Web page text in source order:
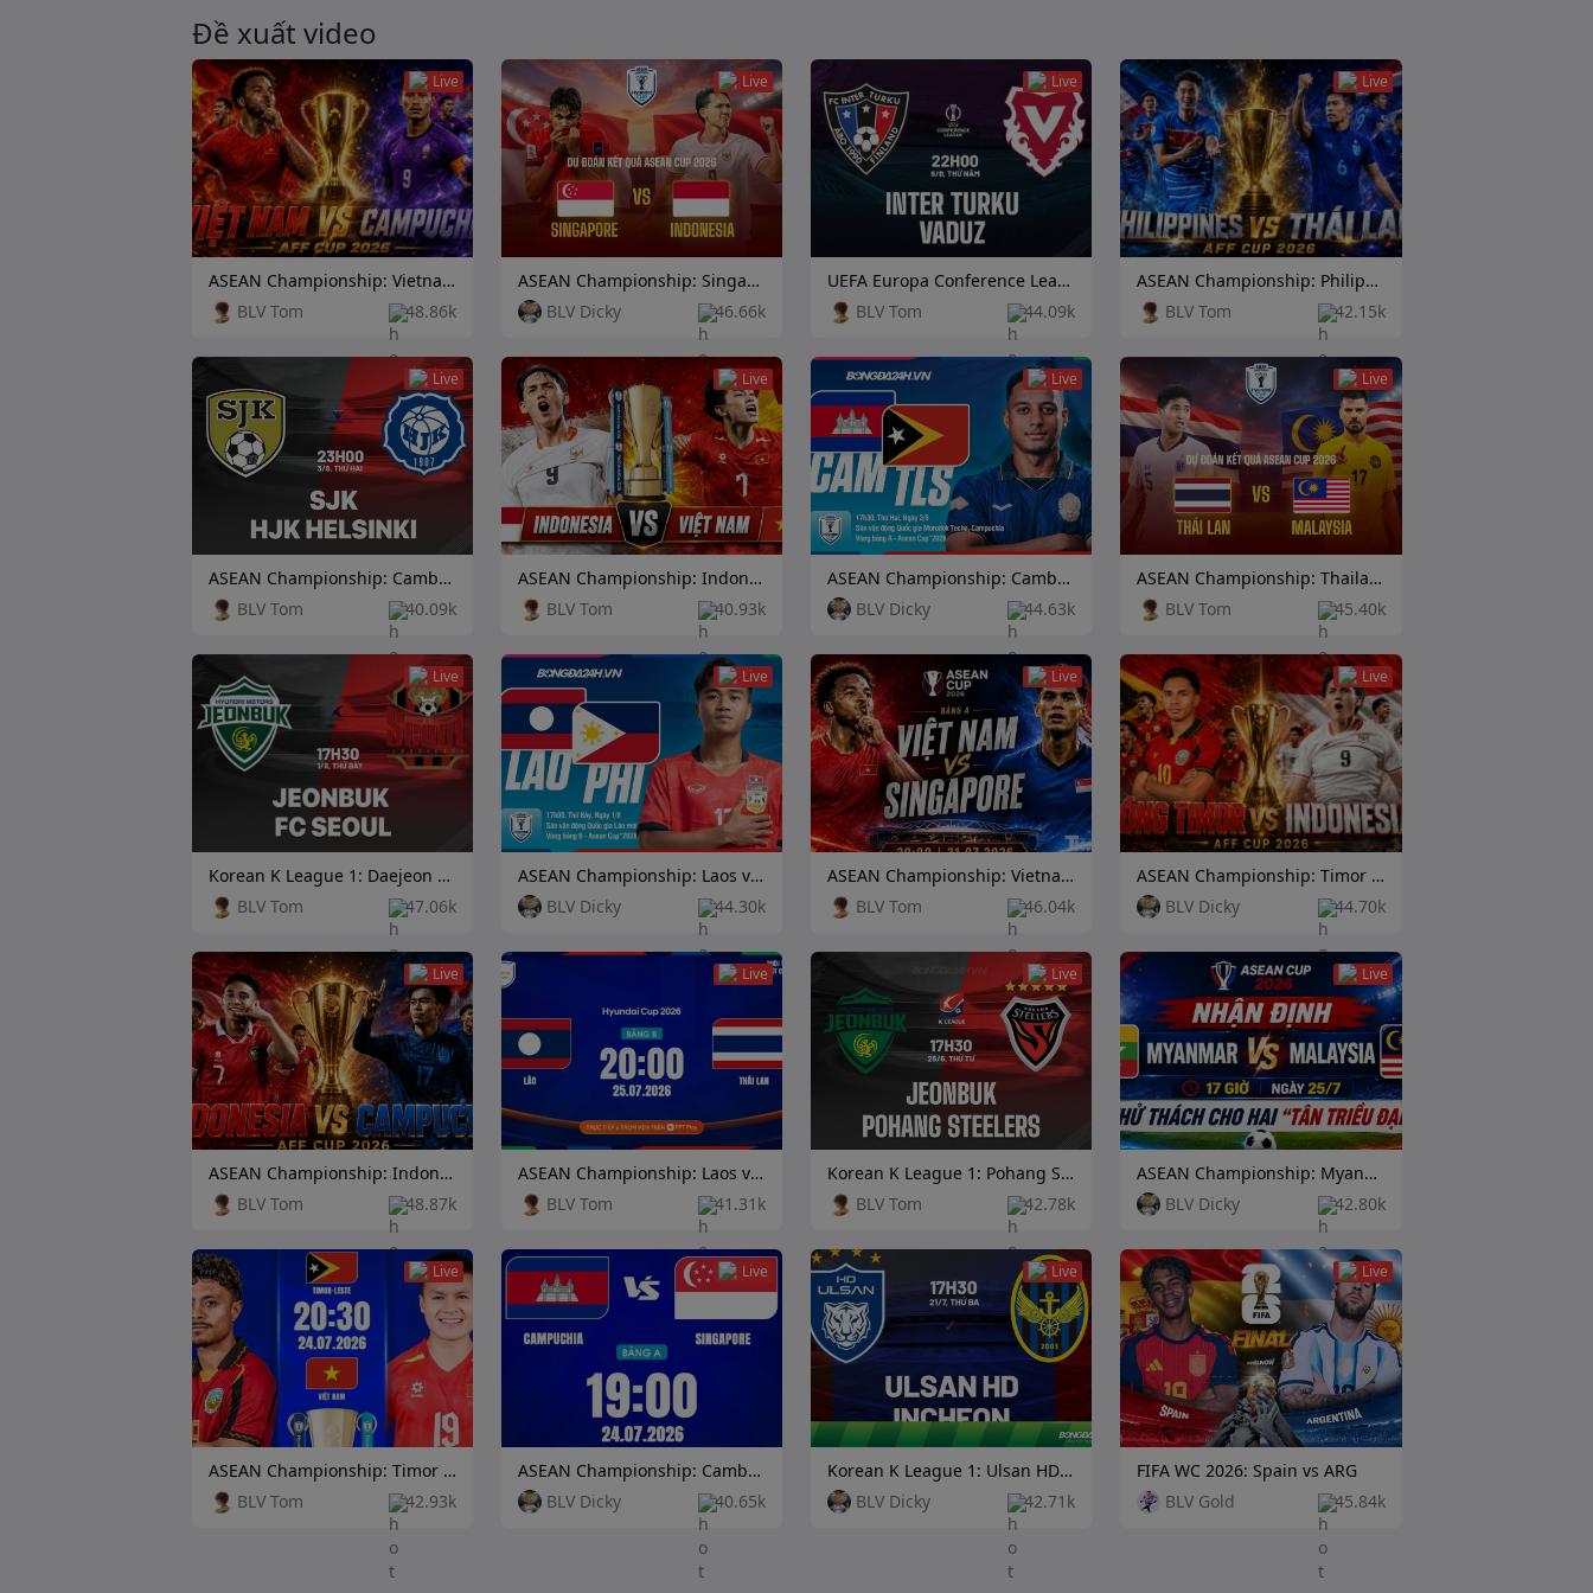
Đề xuất video
Live
BLV Tom 48.86k
ASEAN Championship: Vietnam vs Cambodia
Live
BLV Dicky 46.66k
ASEAN Championship: Singapore vs Indonesia
Live
BLV Tom 44.09k
UEFA Europa Conference League: TPS Turku vs Independiente Rivadavia
Live
BLV Tom 42.15k
ASEAN Championship: Philippines vs Thailand
Live
BLV Tom 40.09k
ASEAN Championship: Cambodia vs Laos
Live
BLV Tom 40.93k
ASEAN Championship: Indonesia vs Vietnam
Live
BLV Dicky 44.63k
ASEAN Championship: Cambodia vs Timor Leste
Live
BLV Tom 45.40k
ASEAN Championship: Thailand vs Malaysia
Live
BLV Tom 47.06k
Korean K League 1: Daejeon Citizen vs Football Club Seoul
Live
BLV Dicky 44.30k
ASEAN Championship: Laos vs Philippines
Live
BLV Tom 46.04k
ASEAN Championship: Vietnam vs Singapore
Live
BLV Dicky 44.70k
ASEAN Championship: Timor Leste vs Indonesia
Live
BLV Tom 48.87k
ASEAN Championship: Indonesia vs Cambodia
Live
BLV Tom 41.31k
ASEAN Championship: Laos vs Thailand
Live
BLV Tom 42.78k
Korean K League 1: Pohang Steelers vs Daejeon Citizen
Live
BLV Dicky 42.80k
ASEAN Championship: Myanmar vs Malaysia
Live
BLV Tom 42.93k
ASEAN Championship: Timor Leste vs Vietnam
Live
BLV Dicky 40.65k
ASEAN Championship: Cambodia vs Singapore
Live
BLV Dicky 42.71k
Korean K League 1: Ulsan HD FC vs Incheon United
Live
BLV Gold 45.84k
FIFA WC 2026: Spain vs ARG